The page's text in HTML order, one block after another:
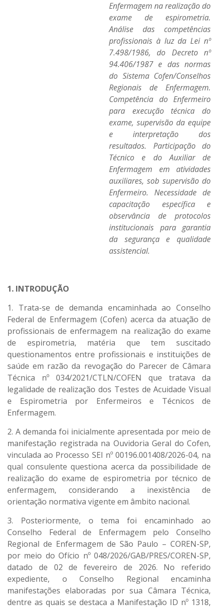
Enfermagem na realização do
exame de espirometria.
Análise das competências
profissionais à luz da Lei nº
7.498/1986, do Decreto nº
94.406/1987 e das normas
do Sistema Cofen/Conselhos
Regionais de Enfermagem.
Competência do Enfermeiro
para execução técnica do
exame, supervisão da equipe
e interpretação dos
resultados. Participação do
Técnico e do Auxiliar de
Enfermagem em atividades
auxiliares, sob supervisão do
Enfermeiro. Necessidade de
capacitação específica e
observância de protocolos
institucionais para garantia
da segurança e qualidade
assistencial.
1. INTRODUÇÃO
1. Trata-se de demanda encaminhada ao Conselho
Federal de Enfermagem (Cofen) acerca da atuação de
profissionais de enfermagem na realização do exame
de espirometria, matéria que tem suscitado
questionamentos entre profissionais e instituições de
saúde em razão da revogação do Parecer de Câmara
Técnica nº 034/2021/CTLN/COFEN que tratava da
legalidade de realização dos Testes de Acuidade Visual
e Espirometria por Enfermeiros e Técnicos de
Enfermagem.
2. A demanda foi inicialmente apresentada por meio de
manifestação registrada na Ouvidoria Geral do Cofen,
vinculada ao Processo SEI nº 00196.001408/2026-04, na
qual consulente questiona acerca da possibilidade de
realização do exame de espirometria por técnico de
enfermagem, considerando a inexistência de
orientação normativa vigente em âmbito nacional.
3. Posteriormente, o tema foi encaminhado ao
Conselho Federal de Enfermagem pelo Conselho
Regional de Enfermagem de São Paulo – COREN-SP,
por meio do Ofício nº 048/2026/GAB/PRES/COREN-SP,
datado de 02 de fevereiro de 2026. No referido
expediente, o Conselho Regional encaminha
manifestações elaboradas por sua Câmara Técnica,
dentre as quais se destaca a Manifestação ID nº 1318,